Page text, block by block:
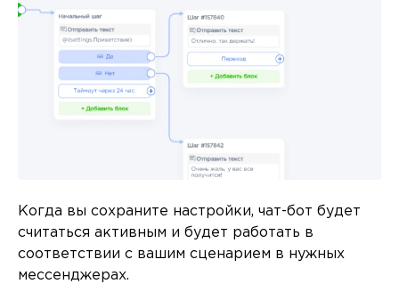
Когда вы сохраните настройки, чат-бот будет
считаться активным и будет работать в
соответствии с вашим сценарием в нужных
мессенджерах.